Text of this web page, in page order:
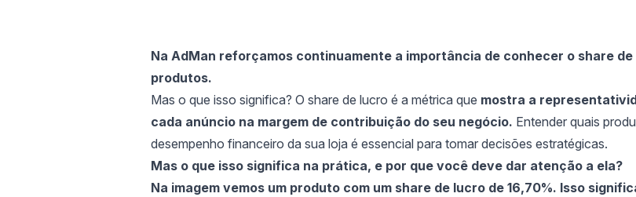
Na AdMan reforçamos continuamente a importância de conhecer o share
produtos.
Mas o que isso significa? O share de lucro é a métrica que mostra a
cada anúncio na margem de contribuição do seu negócio. Entender quais
desempenho financeiro da sua loja é essencial para tomar decisões estratégicas.
Mas o que isso significa na prática, e por que você deve dar atenção a ela?
Na imagem vemos um produto com um share de lucro de 16,70%. Isso